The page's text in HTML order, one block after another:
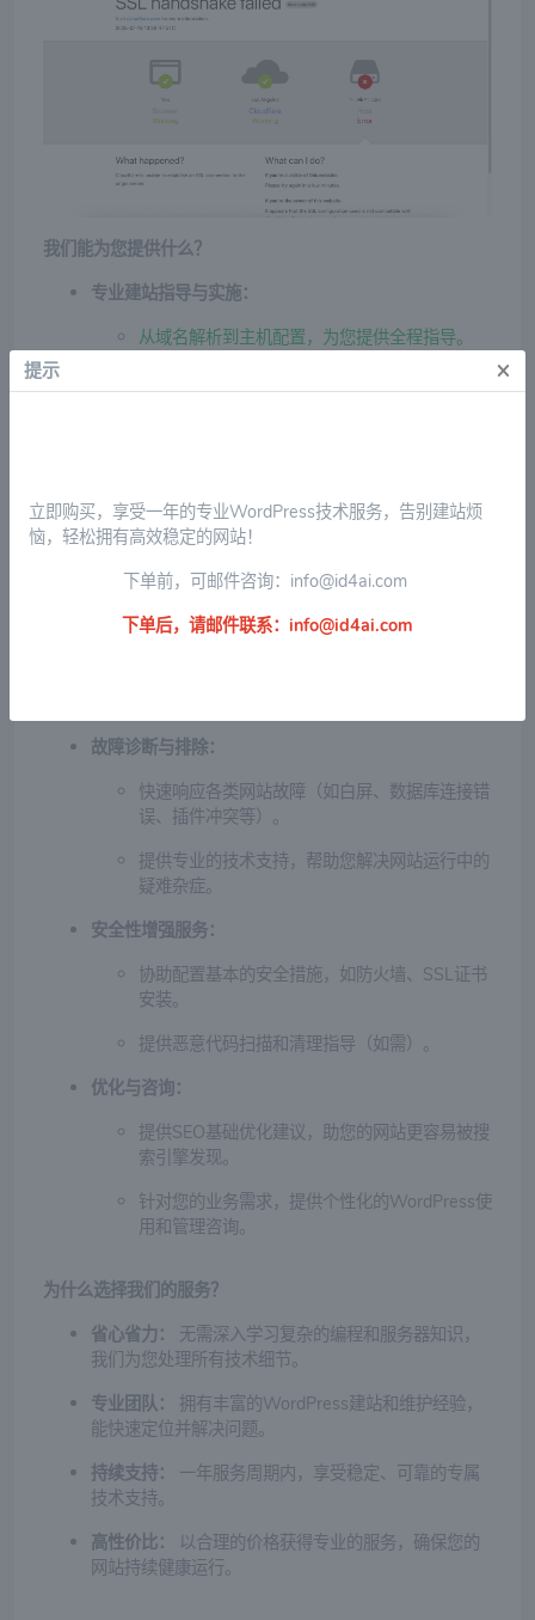
我们能为您提供什么？
专业建站指导与实施：
从域名解析到主机配置，为您提供全程指导。
网站日常维护与更新：
保网站安全性与兼容性。
协助备份网站数据，防止数据丢失风险。
故障诊断与排除：
快速响应各类网站故障（如白屏、数据库连接错
误、插件冲突等）。
提供专业的技术支持，帮助您解决网站运行中的
疑难杂症。
安全性增强服务：
协助配置基本的安全措施，如防火墙、SSL证书
安装。
提供恶意代码扫描和清理指导（如需）。
优化与咨询：
提供SEO基础优化建议，助您的网站更容易被搜
索引擎发现。
针对您的业务需求，提供个性化的WordPress使
用和管理咨询。
为什么选择我们的服务？
省心省力：
无需深入学习复杂的编程和服务器知识，
我们为您处理所有技术细节。
专业团队：
拥有丰富的WordPress建站和维护经验，
能快速定位并解决问题。
持续支持：
一年服务周期内，享受稳定、可靠的专属
技术支持。
高性价比：
以合理的价格获得专业的服务，确保您的
网站持续健康运行。
提示 ×
立即购买，享受一年的专业WordPress技术服务，告别建站烦
恼，轻松拥有高效稳定的网站！
下单前，可邮件咨询： info@id4ai.com
下单后，请邮件联系： info@id4ai.com